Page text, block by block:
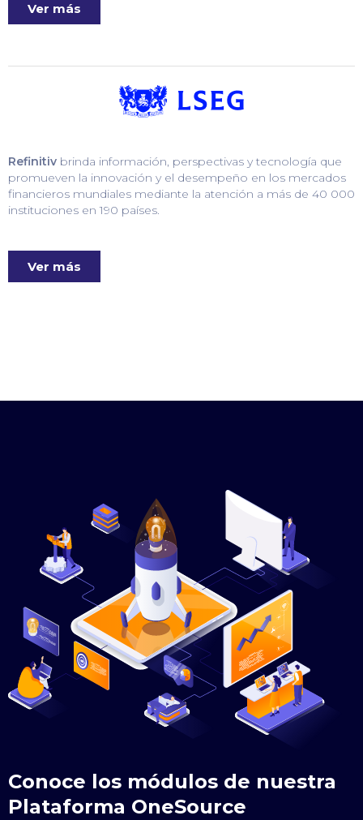
Ver más
Refinitiv brinda información, perspectivas y tecnología que
promueven la innovación y el desempeño en los mercados
financieros mundiales mediante la atención a más de 40 000
instituciones en 190 países.
Ver más
Conoce los módulos de nuestra
Plataforma OneSource